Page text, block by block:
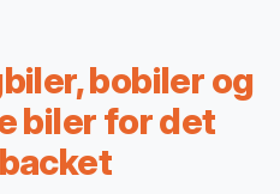
bobiler og
biler for det